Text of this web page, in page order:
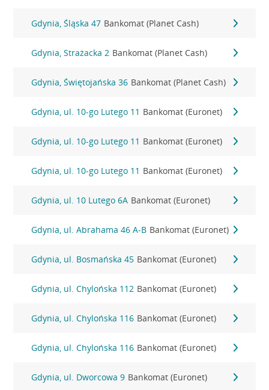
Gdynia, Śląska 47 Bankomat (Planet Cash)
Gdynia, Strażacka 2 Bankomat (Planet Cash)
Gdynia, Świętojańska 36 Bankomat (Planet Cash)
Gdynia, ul. 10-go Lutego 11 Bankomat (Euronet)
Gdynia, ul. 10-go Lutego 11 Bankomat (Euronet)
Gdynia, ul. 10-go Lutego 11 Bankomat (Euronet)
Gdynia, ul. 10 Lutego 6A Bankomat (Euronet)
Gdynia, ul. Abrahama 46 A-B Bankomat (Euronet)
Gdynia, ul. Bosmańska 45 Bankomat (Euronet)
Gdynia, ul. Chylońska 112 Bankomat (Euronet)
Gdynia, ul. Chylońska 116 Bankomat (Euronet)
Gdynia, ul. Chylońska 116 Bankomat (Euronet)
Gdynia, ul. Dworcowa 9 Bankomat (Euronet)